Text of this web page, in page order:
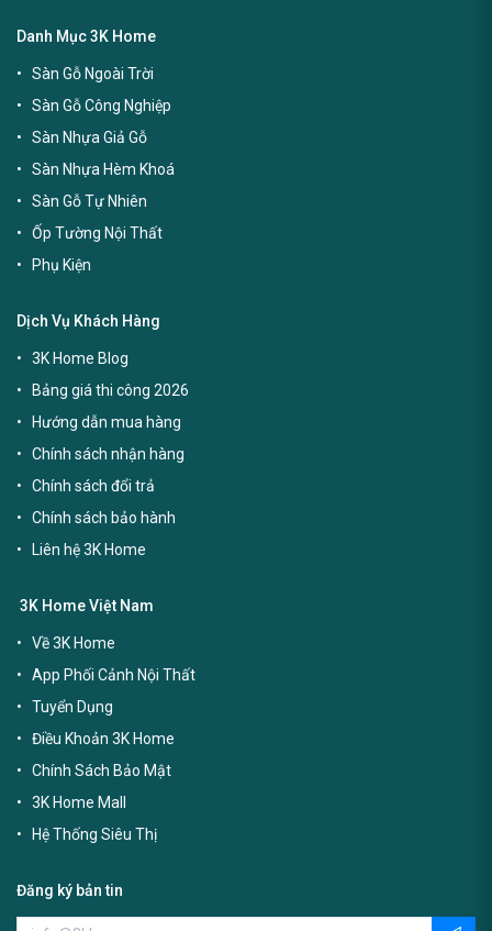
Danh Mục 3K Home
Sàn Gỗ Ngoài Trời
Sàn Gỗ Công Nghiệp
Sàn Nhựa Giả Gỗ
Sàn Nhựa Hèm Khoá
Sàn Gỗ Tự Nhiên
Ốp Tường Nội Thất
Phụ Kiện
Dịch Vụ Khách Hàng
3K Home Blog
Bảng giá thi công 2026
Hướng dẫn mua hàng
Chính sách nhận hàng
Chính sách đổi trả
Chính sách bảo hành
Liên hệ 3K Home
3K Home Việt Nam
Về 3K Home
App Phối Cảnh Nội Thất
Tuyển Dụng
Điều Khoản 3K Home
Chính Sách Bảo Mật
3K Home Mall
Hệ Thống Siêu Thị
Đăng ký bản tin